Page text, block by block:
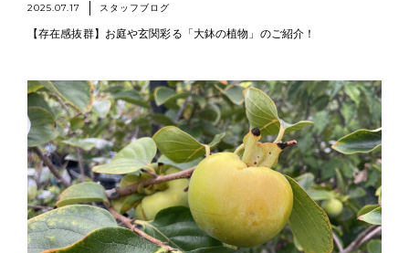
2025.07.17 スタッフブログ
【存在感抜群】お庭や玄関彩る「大鉢の植物」のご紹介！